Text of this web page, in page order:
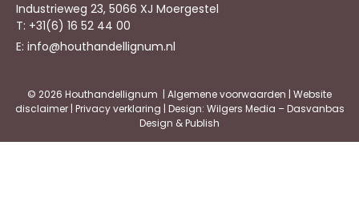
Industrieweg 23, 5066 XJ Moergestel
T: +31(6) 16 52 44 00
E: info@houthandellignum.nl
© 2026 Houthandellignum | Algemene voorwaarden | Website
disclaimer| Privacy verklaring | Design: Wilgers Media – Dasvanbas
Design & Publish